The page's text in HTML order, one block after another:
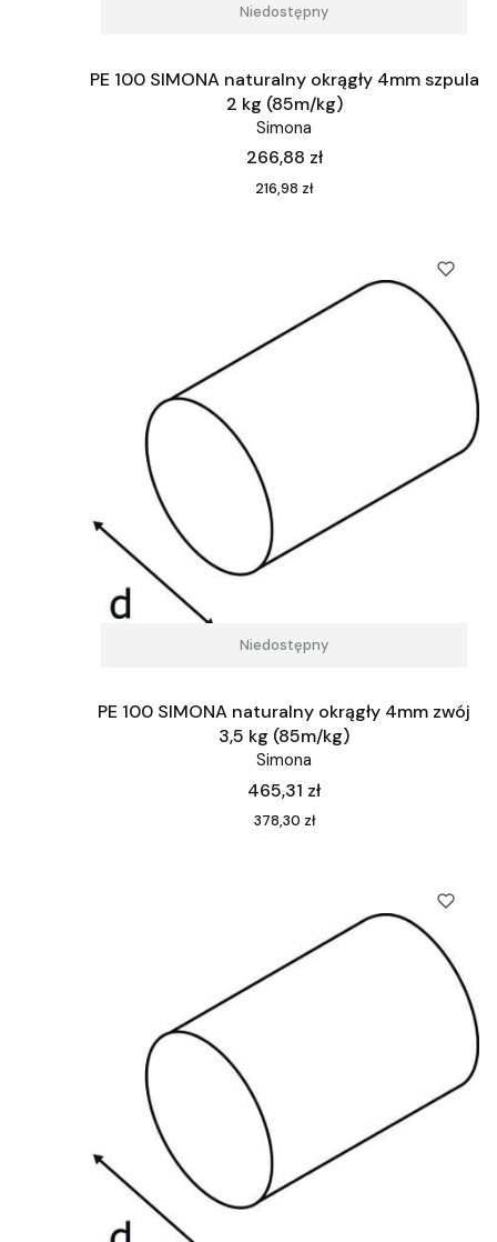
Niedostępny
PE 100 SIMONA naturalny okrągły 4mm szpula
2 kg (85m/kg)
Simona
Cena
266,88 zł
Cena
216,98 zł
Niedostępny
PE 100 SIMONA naturalny okrągły 4mm zwój
3,5 kg (85m/kg)
Simona
Cena
465,31 zł
Cena
378,30 zł